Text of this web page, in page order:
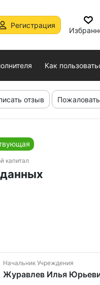
Регистрация
Как
отзыв
капитал
Начальник Учреждения
Журавлев Илья